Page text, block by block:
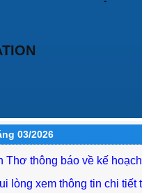
03/2026
Thơ thông báo về kế
lòng xem thông tin chi tiết